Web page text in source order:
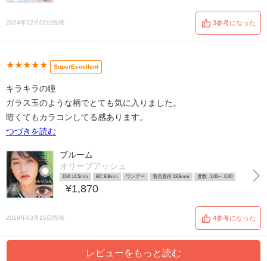
2024年12月02日投稿 3参考になった
★★★★★ SuperExcellent
キラキラの瞳
ガラス玉のような柄でとても気に入りました。
暗くてもカラコンしてる感あります。
つづきを読む
ブルーム
オリーブアッシュ
DIA 14.5mm BC 8.8mm ワンデー 着色直径 13.9mm 度数 -1.00~ -6.00
¥1,870
2019年03月15日投稿 4参考になった
レビューをもっと読む